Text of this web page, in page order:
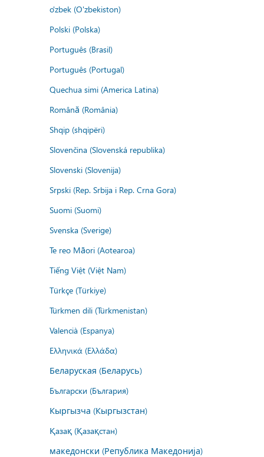
o'zbek (O'zbekiston)
Polski (Polska)
Português (Brasil)
Português (Portugal)
Quechua simi (America Latina)
Română (România)
Shqip (shqipëri)
Slovenčina (Slovenská republika)
Slovenski (Slovenija)
Srpski (Rep. Srbija i Rep. Crna Gora)
Suomi (Suomi)
Svenska (Sverige)
Te reo Māori (Aotearoa)
Tiếng Việt (Việt Nam)
Türkçe (Türkiye)
Türkmen dili (Türkmenistan)
Valencià (Espanya)
Ελληνικά (Ελλάδα)
Беларуская (Беларусь)
Български (България)
Кыргызча (Кыргызстан)
Қазақ (Қазақстан)
македонски (Република Македонија)